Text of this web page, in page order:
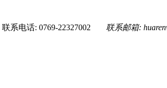
联系电话: 0769-22327002 联系邮箱: